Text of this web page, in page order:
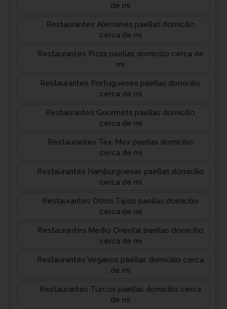
de mi
Restaurantes Alemánes paellas domicilio
cerca de mi
Restaurantes Pizza paellas domicilio cerca de
mi
Restaurantes Portugueses paellas domicilio
cerca de mi
Restaurantes Gourmets paellas domicilio
cerca de mi
Restaurantes Tex-Mex paellas domicilio
cerca de mi
Restaurantes Hamburguesas paellas domicilio
cerca de mi
Restaurantes Otros Tipos paellas domicilio
cerca de mi
Restaurantes Medio Oriental paellas domicilio
cerca de mi
Restaurantes Veganos paellas domicilio cerca
de mi
Restaurantes Turcos paellas domicilio cerca
de mi